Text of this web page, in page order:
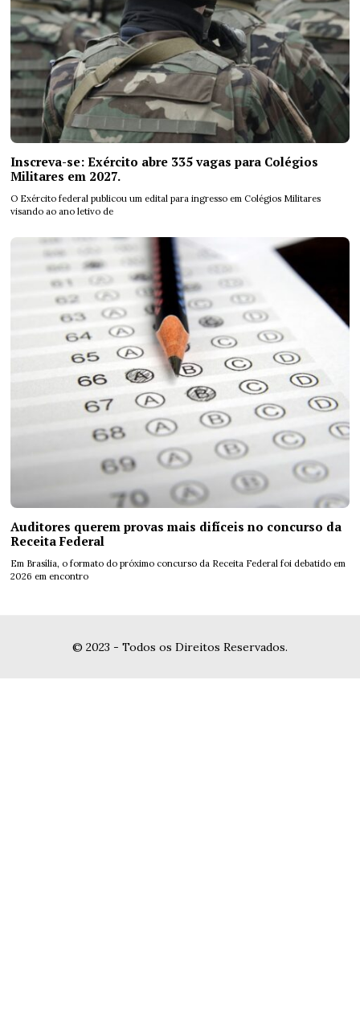
Inscreva-se: Exército abre 335 vagas para Colégios
Militares em 2027.
O Exército federal publicou um edital para ingresso em Colégios Militares
visando ao ano letivo de
Auditores querem provas mais difíceis no concurso da
Receita Federal
Em Brasília, o formato do próximo concurso da Receita Federal foi debatido em
2026 em encontro
© 2023 - Todos os Direitos Reservados.